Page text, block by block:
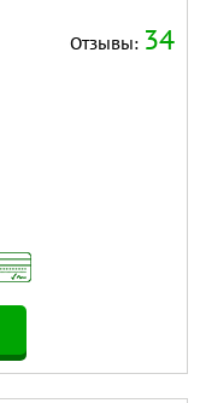
Отзывы: 34